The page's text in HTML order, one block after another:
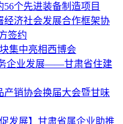
个先进装备制造项目
经济社会发展合作框架协
签约
集中亮相西博会
企业发展——甘肃省住建
产销协会换届大会暨甘味
发展】甘肃省属企业助推